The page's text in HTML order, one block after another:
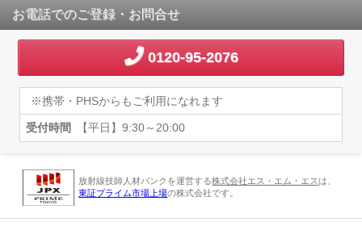
お電話でのご登録・お問合せ
0120-95-2076
※携帯・PHSからもご利用になれます
受付時間 【平日】9:30～20:00
放射線技師人材バンクを運営する株式会社エス・エム・エスは、
東証プライム市場上場の株式会社です。